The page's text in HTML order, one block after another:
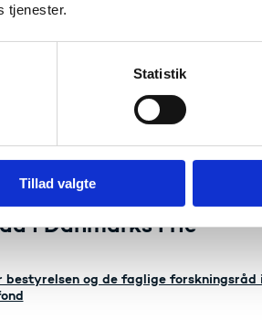
tjenester.
Statistik
Tillad valgte
af bevillinger fra Danmarks Frie
bestyrelsen og de
i Danmarks Frie
og de faglige forskningsråd